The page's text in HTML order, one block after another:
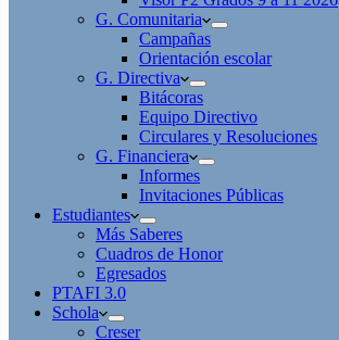
G. Comunitaria
Campañas
Orientación escolar
G. Directiva
Bitácoras
Equipo Directivo
Circulares y Resoluciones
G. Financiera
Informes
Invitaciones Públicas
Estudiantes
Más Saberes
Cuadros de Honor
Egresados
PTAFI 3.0
Schola
Creser